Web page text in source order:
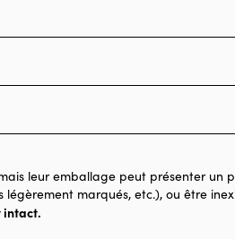
Pieces & Peace
Puzzle pour Adultes (500 à 48.000
leur emballage peut présenter un
marqués, etc.), ou être
intact.